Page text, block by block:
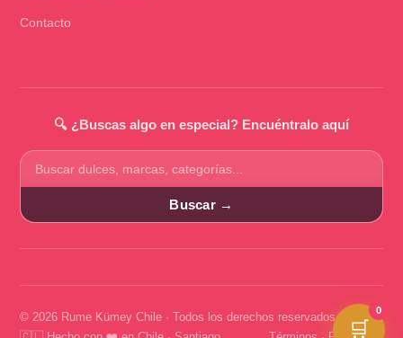
Contacto
🔍 ¿Buscas algo en especial? Encuéntralo aquí
Buscar
productos
Buscar →
© 2026 Rume Kümey Chile · Todos los derechos reservados
🛒
0